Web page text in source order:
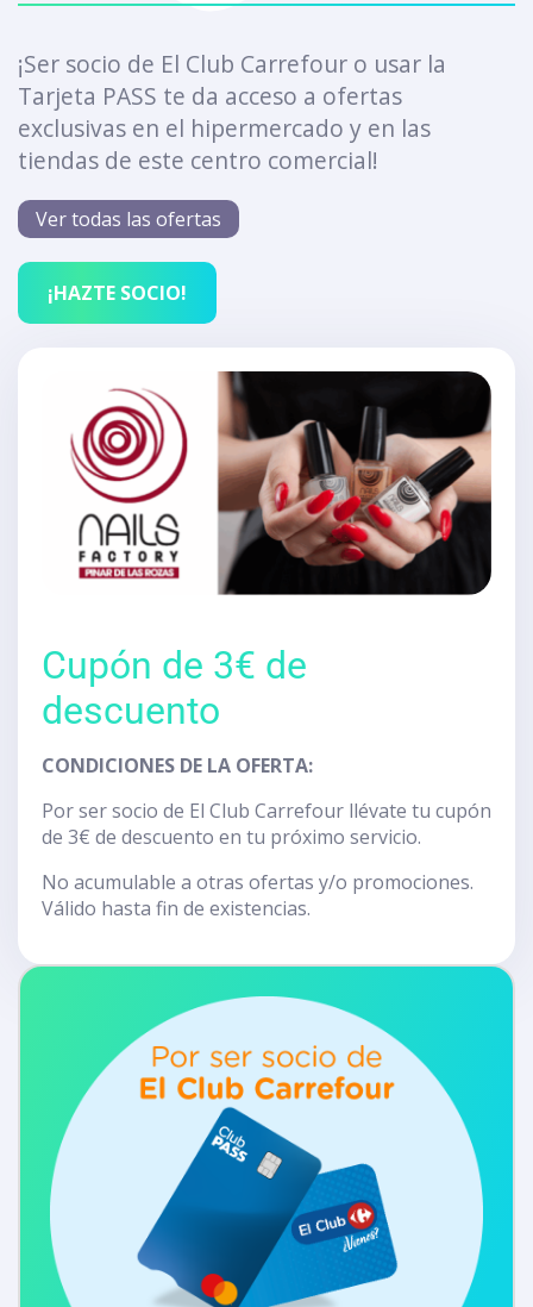
¡Ser socio de El Club Carrefour o usar la
Tarjeta PASS te da acceso a ofertas
exclusivas en el hipermercado y en las
tiendas de este centro comercial!
Ver todas las ofertas
¡HAZTE SOCIO!
Cupón de 3€ de
descuento
CONDICIONES DE LA OFERTA:
Por ser socio de El Club Carrefour llévate tu cupón
de 3€ de descuento en tu próximo servicio.
No acumulable a otras ofertas y/o promociones.
Válido hasta fin de existencias.